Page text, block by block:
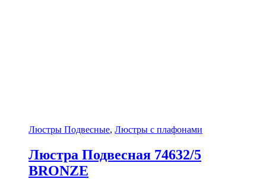
Люстры Подвесные, Люстры с плафонами
Люстра Подвесная 74632/5
BRONZE